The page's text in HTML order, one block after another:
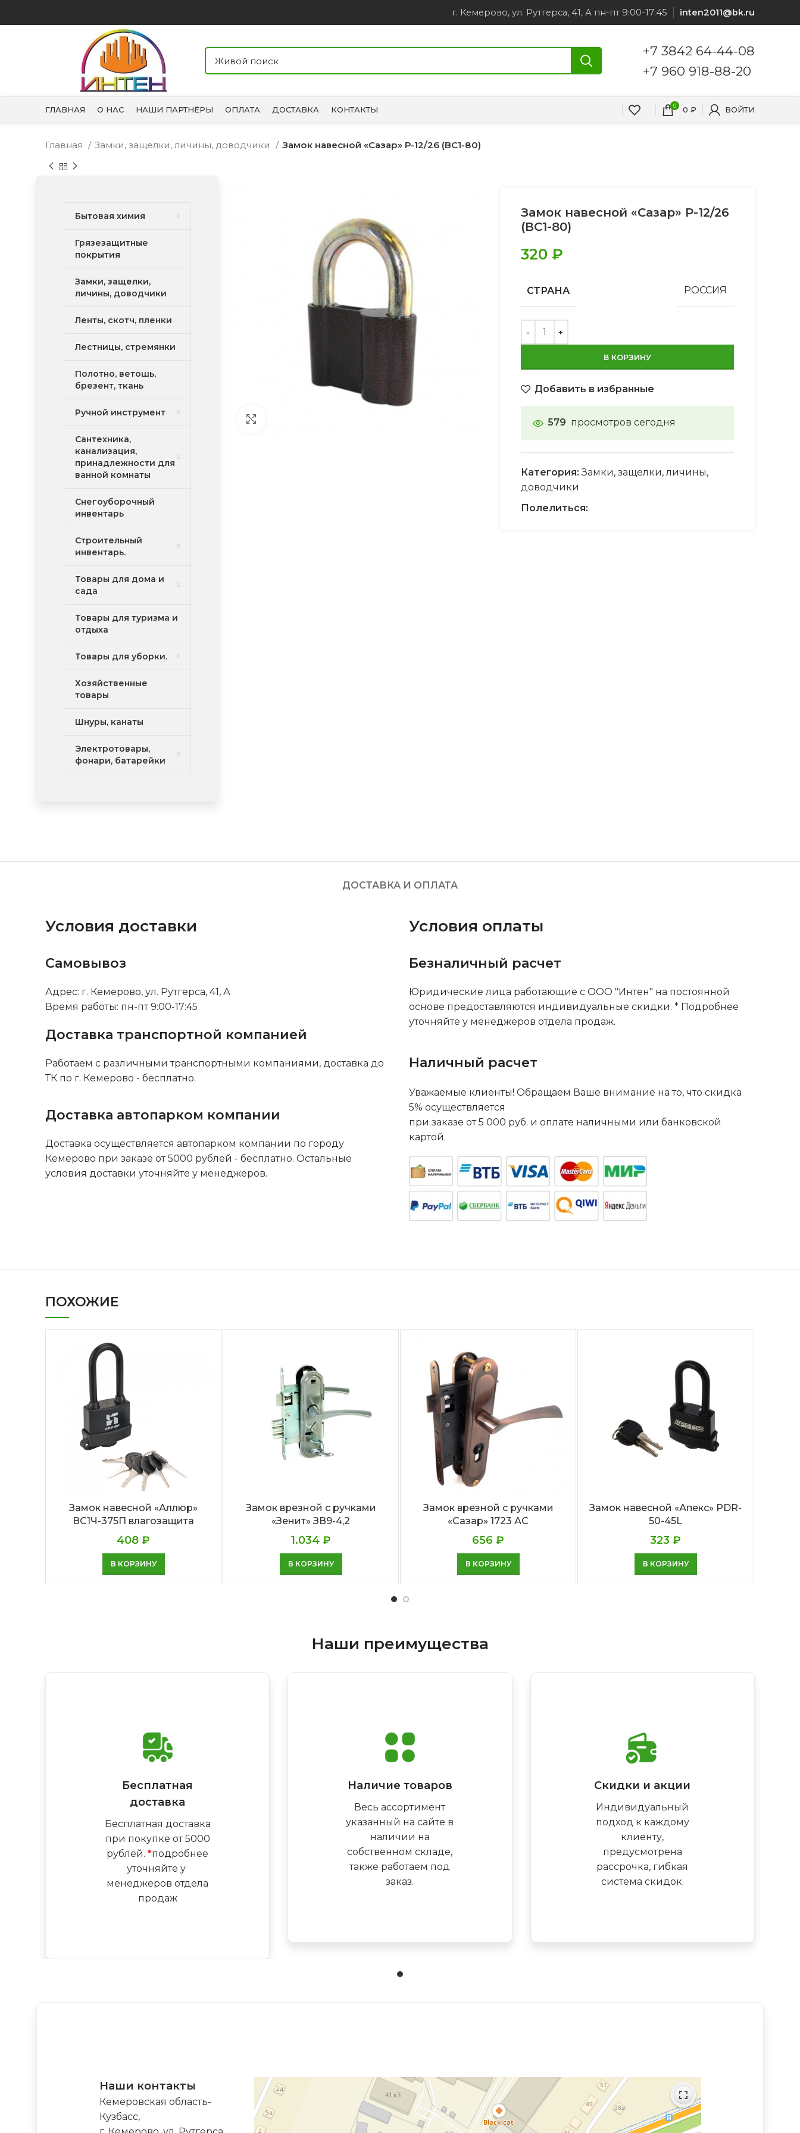
г. Кемерово, ул. Рутгерса, 41, А пн-пт 9:00-17:45 inten2011@bk.ru
+7 3842 64-44-08
+7 960 918-88-20
ГЛАВНАЯ О НАС НАШИ ПАРТНЁРЫ ОПЛАТА ДОСТАВКА КОНТАКТЫ 0 0 ₽ ВОЙТИ
Главная Замки, защелки, личины, доводчики Замок навесной «Сазар» Р-12/26 (ВС1-80)
Замок навесной «Сазар» Р-12/26
(ВС1-80)
320 ₽
СТРАНА РОССИЯ
В КОРЗИНУ
Добавить в избранные
579 просмотров сегодня
Категория: Замки, защелки, личины,
доводчики
Полелиться:
Бытовая химия
Грязезащитные
покрытия
Замки, защелки,
личины, доводчики
Ленты, скотч, пленки
Лестницы, стремянки
Полотно, ветошь,
брезент, ткань
Ручной инструмент
Сантехника,
канализация,
принадлежности для
ванной комнаты
Снегоуборочный
инвентарь
Строительный
инвентарь.
Товары для дома и
сада
Товары для туризма и
отдыха
Товары для уборки.
Хозяйственные
товары
Шнуры, канаты
Электротовары,
фонари, батарейки
ДОСТАВКА И ОПЛАТА
Условия доставки
Самовывоз
Адрес: г. Кемерово, ул. Рутгерса, 41, А
Время работы: пн-пт 9:00-17:45
Доставка транспортной компанией
Работаем с различными транспортными компаниями, доставка до
ТК по г. Кемерово - бесплатно.
Доставка автопарком компании
Доставка осуществляется автопарком компании по городу
Кемерово при заказе от 5000 рублей - бесплатно. Остальные
условия доставки уточняйте у менеджеров.
Условия оплаты
Безналичный расчет
Юридические лица работающие с ООО "Интен" на постоянной
основе предоставляются индивидуальные скидки. * Подробнее
уточняйте у менеджеров отдела продаж.
Наличный расчет
Уважаемые клиенты! Обращаем Ваше внимание на то, что скидка
5% осуществляется
при заказе от 5 000 руб. и оплате наличными или банковской
картой.
ПОХОЖИЕ
Замок навесной «Аллюр»
ВС1Ч-375П влагозащита
408₽
В КОРЗИНУ
Замок врезной с ручками
«Зенит» ЗВ9-4,2
1.034 ₽
В КОРЗИНУ
Замок врезной с ручками
«Сазар» 1723 АС
656₽
В КОРЗИНУ
Замок навесной «Апекс» PDR-
50-45L
323₽
В КОРЗИНУ
Наши преимущества
Бесплатная
доставка
Бесплатная доставка
при покупке от 5000
рублей.*подробнее
уточняйте у
менеджеров отдела
продаж
Наличие товаров
Весь ассортимент
указанный на сайте в
наличии на
собственном складе,
также работаем под
заказ.
Скидки и акции
Индивидуальный
подход к каждому
клиенту,
предусмотрена
рассрочка, гибкая
система скидок.
Наши контакты
Кемеровская область-
Кузбасс,